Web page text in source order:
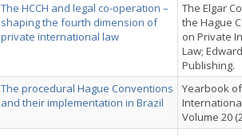
The HCCH and legal co-operation –
shaping the fourth dimension of
private international law
The Elgar
the Hague
on Private
Law;
Publishing.
The procedural Hague Conventions
and their implementation in Brazil
Yearbook
Volume 20